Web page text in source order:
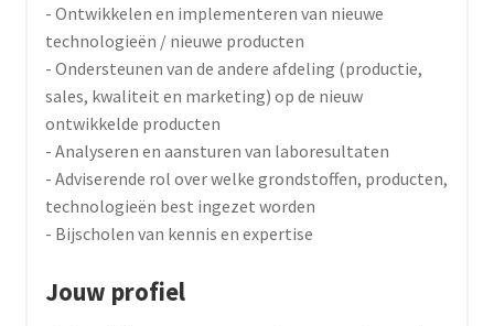
- Ontwikkelen en implementeren van nieuwe
technologieën / nieuwe producten
- Ondersteunen van de andere afdeling (productie,
sales, kwaliteit en marketing) op de nieuw
ontwikkelde producten
- Analyseren en aansturen van laboresultaten
- Adviserende rol over welke grondstoffen, producten,
technologieën best ingezet worden
- Bijscholen van kennis en expertise
Jouw profiel